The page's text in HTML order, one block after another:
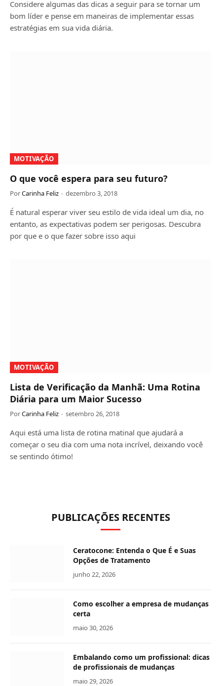
Considere algumas das dicas a seguir para se tornar um
bom líder e pense em maneiras de implementar essas
estratégias em sua vida diária.
MOTIVAÇÃO
O que você espera para seu futuro?
PorCarinha Feliz dezembro 3, 2018
É natural esperar viver seu estilo de vida ideal um dia, no
entanto, as expectativas podem ser perigosas. Descubra
por que e o que fazer sobre isso aqui
MOTIVAÇÃO
Lista de Verificação da Manhã: Uma Rotina
Diária para um Maior Sucesso
PorCarinha Feliz setembro 26, 2018
Aqui está uma lista de rotina matinal que ajudará a
começar o seu dia com uma nota incrível, deixando você
se sentindo ótimo!
PUBLICAÇÕES RECENTES
Ceratocone: Entenda o Que É e Suas
Opções de Tratamento
junho 22, 2026
Como escolher a empresa de mudanças
certa
maio 30, 2026
Embalando como um profissional: dicas
de profissionais de mudanças
maio 29, 2026